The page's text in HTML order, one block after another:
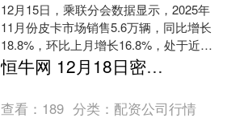
12月15日，乘联分会数据显示，2025年
11月份皮卡市场销售5.6万辆，同比增长
18.8%，环比上月增长16.8%，处于近5
年的高位水平。2025年1-11月....
恒牛网 12月18日密卫转债上涨024%，转股溢价率3216%
查看： 189 分类： 配资公司行情